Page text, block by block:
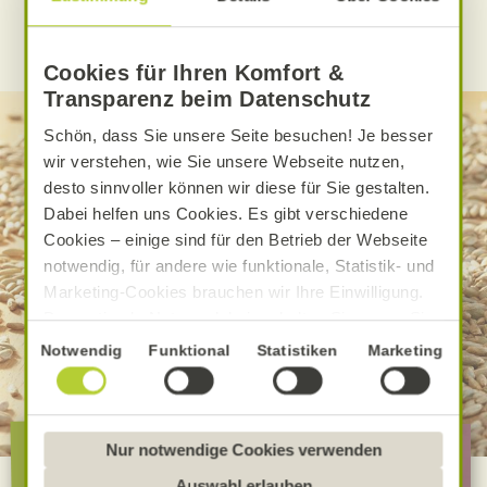
Cookies für Ihren Komfort &
Transparenz beim Datenschutz
Schön, dass Sie unsere Seite besuchen! Je besser
wir verstehen, wie Sie unsere Webseite nutzen,
desto sinnvoller können wir diese für Sie gestalten.
Dabei helfen uns Cookies. Es gibt verschiedene
Cookies – einige sind für den Betrieb der Webseite
notwendig, für andere wie funktionale, Statistik- und
Marketing-Cookies brauchen wir Ihre Einwilligung.
Das optimale Nutzererlebnis erhalten Sie, wenn Sie
„Alle Cookies erlauben“ anklicken. Ihre Einwilligung
umfasst in diesem Fall auch den Einsatz von
Dienstleistern in Drittländern, die kein mit der EU
Sofern personenbezogene Daten dorthin übermittelt
werden, besteht das Risiko, dass diese erfasst und
Einwilligungsauswahl
Notwendig Funktional Statistiken Marketing
Nur notwendige Cookies verwenden
Die besondere Alnatura
Qualität